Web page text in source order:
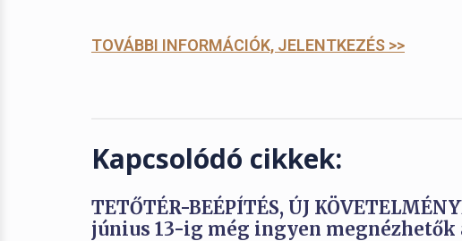
TOVÁBBI INFORMÁCIÓK, JELENTKEZÉS >>
Kapcsolódó cikkek:
TETŐTÉR-BEÉPÍTÉS, ÚJ
június 13-ig még ingyen megnézhetők